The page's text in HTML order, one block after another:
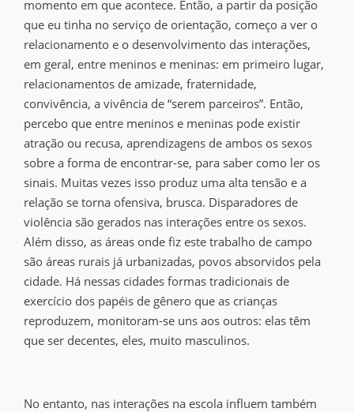
momento em que acontece. Então, a partir da posição
que eu tinha no serviço de orientação, começo a ver o
relacionamento e o desenvolvimento das interações,
em geral, entre meninos e meninas: em primeiro lugar,
relacionamentos de amizade, fraternidade,
convivência, a vivência de “serem parceiros”. Então,
percebo que entre meninos e meninas pode existir
atração ou recusa, aprendizagens de ambos os sexos
sobre a forma de encontrar-se, para saber como ler os
sinais. Muitas vezes isso produz uma alta tensão e a
relação se torna ofensiva, brusca. Disparadores de
violência são gerados nas interações entre os sexos.
Além disso, as áreas onde fiz este trabalho de campo
são áreas rurais já urbanizadas, povos absorvidos pela
cidade. Há nessas cidades formas tradicionais de
exercício dos papéis de gênero que as crianças
reproduzem, monitoram-se uns aos outros: elas têm
que ser decentes, eles, muito masculinos.
No entanto, nas interações na escola influem também